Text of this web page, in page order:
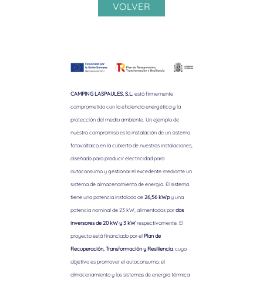
VOLVER
CAMPING LASPAULES, S.L.
está firmemente
comprometido con la eficiencia energética y la
protección del medio ambiente. Un ejemplo de
nuestro compromiso es la instalación de un sistema
fotovoltaico en la cubierta de nuestras instalaciones,
diseñado para producir electricidad para
autoconsumo y gestionar el excedente mediante un
sistema de almacenamiento de energía. El sistema
tiene una potencia instalada de26,56 kWpy una
potencia nominal de 23 kW, alimentados pordos
inversores de 20 kW y 3 kWrespectivamente. El
proyecto está financiado por elPlan de
Recuperación, Transformación y Resiliencia, cuyo
objetivo es promover el autoconsumo, el
almacenamiento y los sistemas de energía térmica